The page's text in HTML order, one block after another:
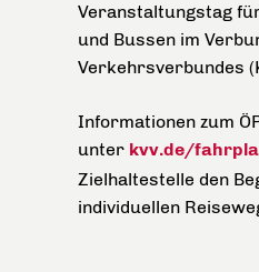
Veranstaltungstag
und Bussen im
Verkehrsverbundes
Informationen zum
unter kvv.de/
Zielhaltestelle den
individuellen